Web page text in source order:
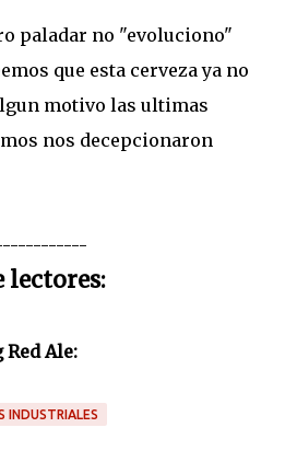
paladar no "evoluciono"
que esta cerveza ya no
motivo las ultimas
nos decepcionaron
lectores:
Ale:
INDUSTRIALES